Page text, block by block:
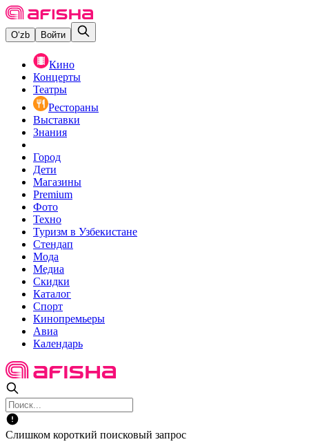
O‘zb Войти
Кино
Концерты
Театры
Рестораны
Выставки
Знания
Город
Дети
Магазины
Premium
Фото
Техно
Туризм в Узбекистане
Стендап
Мода
Медиа
Скидки
Каталог
Спорт
Кинопремьеры
Авиа
Календарь
Слишком короткий поисковый запрос